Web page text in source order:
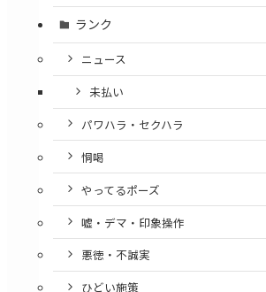
ランク
ニュース
未払い
パワハラ・セクハラ
恫喝
やってるポーズ
嘘・デマ・印象操作
悪徳・不誠実
ひどい施策